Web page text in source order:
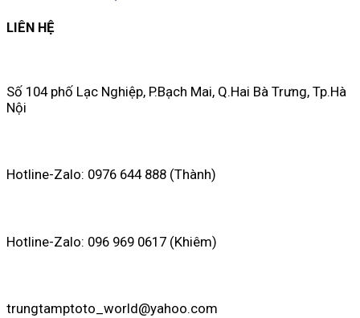
LIÊN HỆ
Số 104 phố Lạc Nghiệp, P.Bạch Mai, Q.Hai Bà Trưng, Tp.Hà
Nội
Hotline-Zalo: 0976 644 888 (Thành)
Hotline-Zalo: 096 969 0617 (Khiêm)
trungtamptoto_world@yahoo.com